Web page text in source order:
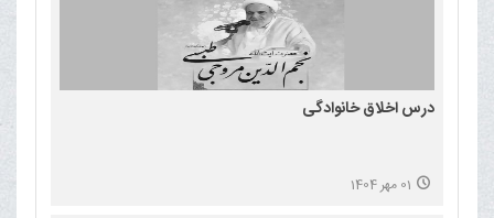
درس اخلاق خانوادگی
01 مهر 1404